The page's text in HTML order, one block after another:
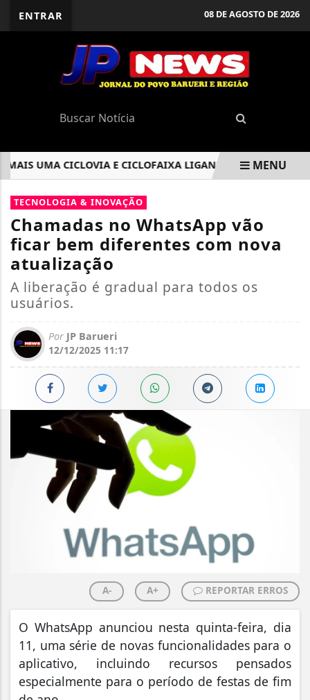
ENTRAR 08 DE AGOSTO DE 2026
UMA CICLOVIA E CICLOFAIXA LIGANDO A ALDEIA A
EM ALTA
MENU
TECNOLOGIA & INOVAÇÃO
Chamadas no WhatsApp vão
ficar bem diferentes com nova
atualização
A liberação é gradual para todos os
usuários.
Por JP Barueri
12/12/2025 11:17
A- A+ REPORTAR ERROS
O WhatsApp anunciou nesta quinta-feira, dia
11, uma série de novas funcionalidades para o
aplicativo, incluindo recursos pensados
especialmente para o período de festas de fim